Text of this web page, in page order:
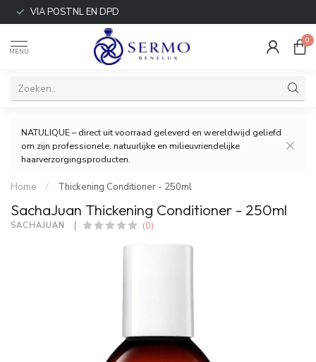
VIA POSTNL EN DPD
MENU
0
NATULIQUE – direct uit voorraad geleverd en wereldwijd geliefd
om zijn professionele, natuurlijke en milieuvriendelijke
haarverzorgingsproducten.
Home / Thickening Conditioner - 250ml
SachaJuan Thickening Conditioner - 250ml
SACHAJUAN (0)